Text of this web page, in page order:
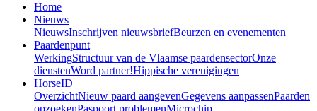
Home
Nieuws
NieuwsInschrijven nieuwsbriefBeurzen en evenementen
Paardenpunt
WerkingStructuur van de Vlaamse paardensectorOnze
dienstenWord partner!Hippische verenigingen
HorseID
OverzichtNieuw paard aangevenGegevens aanpassenPaarden